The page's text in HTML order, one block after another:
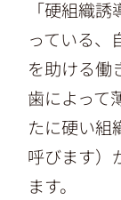
「硬組織
っている、
を助ける働
歯によって
たに硬い組
呼びます）
ます。